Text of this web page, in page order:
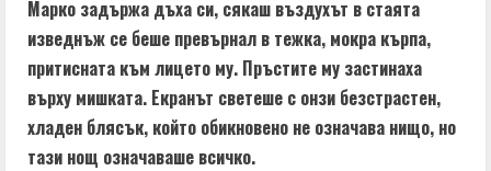
Марко задържа дъха си, сякаш въздухът в стаята
изведнъж се беше превърнал в тежка, мокра кърпа,
притисната към лицето му. Пръстите му застинаха
върху мишката. Екранът светеше с онзи безстрастен,
хладен блясък, който обикновено не означава нищо, но
тази нощ означаваше всичко.